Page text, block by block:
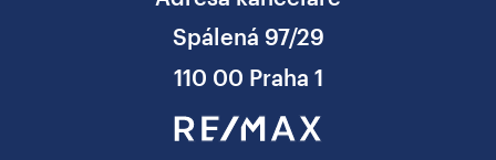
Spálená 97/29
110 00 Praha 1